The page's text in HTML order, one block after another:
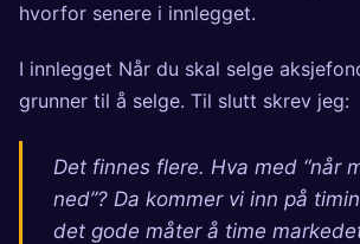
hvorfor senere i innlegget.
I innlegget Når du skal selge
grunner til å selge. Til slutt skrev jeg:
Det finnes flere. Hva med “når
ned”? Da kommer vi inn på
det gode måter å time